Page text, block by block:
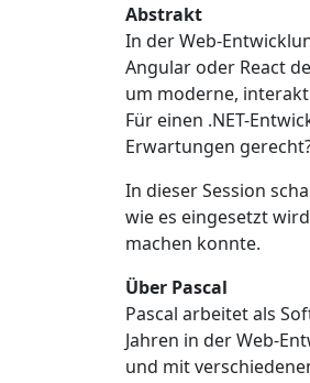
Abstrakt
In der Web-
Angular oder React
um moderne,
Für einen .NET-
Erwartungen
In dieser Session
wie es eingesetzt
machen konnte.
Über Pascal
Pascal arbeitet als
Jahren in der Web-
und mit